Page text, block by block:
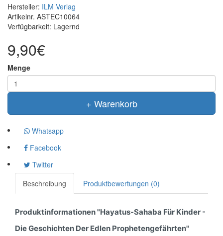
Hersteller: ILM Verlag
Artikelnr. ASTEC10064
Verfügbarkeit: Lagernd
9,90€
Menge
+ Warenkorb
Whatsapp
Facebook
Twitter
Beschreibung
Produktbewertungen (0)
Produktinformationen "Hayatus-Sahaba Für Kinder -
Die Geschichten Der Edlen Prophetengefährten"